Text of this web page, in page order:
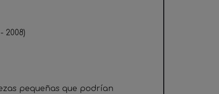
2008)
pequeñas que podrían